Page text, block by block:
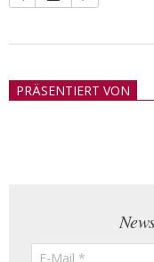
21PRÄSENTIERT VON